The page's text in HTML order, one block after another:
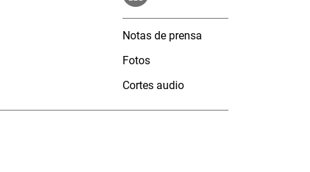
Notas de prensa
Fotos
Cortes audio